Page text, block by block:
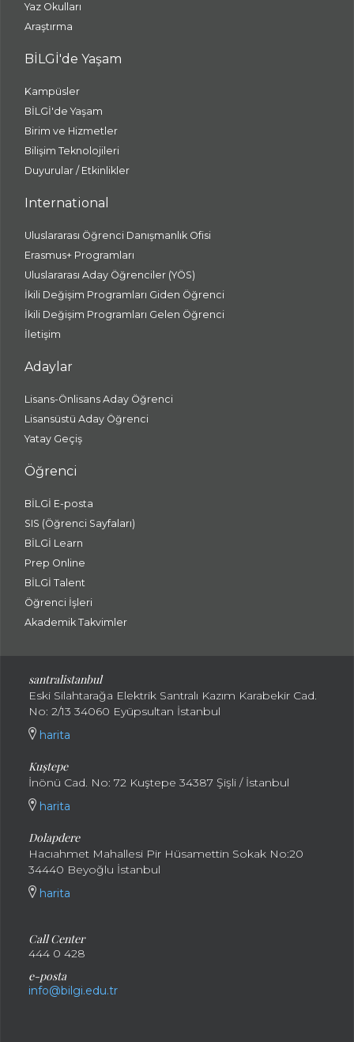
Yaz Okulları
Araştırma
BİLGİ'de Yaşam
Kampüsler
BİLGİ'de Yaşam
Birim ve Hizmetler
Bilişim Teknolojileri
Duyurular / Etkinlikler
International
Uluslararası Öğrenci Danışmanlık Ofisi
Erasmus+ Programları
Uluslararası Aday Öğrenciler (YÖS)
İkili Değişim Programları Giden Öğrenci
İkili Değişim Programları Gelen Öğrenci
İletişim
Adaylar
Lisans-Önlisans Aday Öğrenci
Lisansüstü Aday Öğrenci
Yatay Geçiş
Öğrenci
BİLGİ E-posta
SIS (Öğrenci Sayfaları)
BİLGİ Learn
Prep Online
BİLGİ Talent
Öğrenci İşleri
Akademik Takvimler
santralistanbul
Eski Silahtarağa Elektrik Santralı Kazım Karabekir Cad.
No: 2/13 34060 Eyüpsultan İstanbul
harita
Kuştepe
İnönü Cad. No: 72 Kuştepe 34387 Şişli / İstanbul
harita
Dolapdere
Hacıahmet Mahallesi Pir Hüsamettin Sokak No:20
34440 Beyoğlu İstanbul
harita
Call Center
444 0 428
e-posta
info@bilgi.edu.tr